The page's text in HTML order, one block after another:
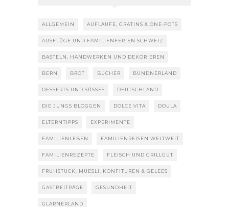
ALLGEMEIN AUFLÄUFE, GRATINS & ONE-POTS
AUSFLÜGE UND FAMILIENFERIEN SCHWEIZ
BASTELN, HANDWERKEN UND DEKORIEREN
BERN BROT BÜCHER BÜNDNERLAND
DESSERTS UND SÜSSES DEUTSCHLAND
DIE JUNGS BLOGGEN DOLCE VITA DOULA
ELTERNTIPPS EXPERIMENTE
FAMILIENLEBEN FAMILIENREISEN WELTWEIT
FAMILIENREZEPTE FLEISCH UND GRILLGUT
FRÜHSTÜCK, MÜESLI, KONFITÜREN & GELEES
GASTBEITRÄGE GESUNDHEIT
GLARNERLAND